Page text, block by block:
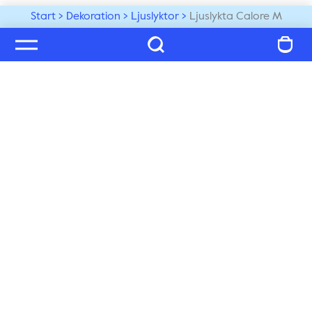
Start Dekoration Ljuslyktor Ljuslykta Calore M